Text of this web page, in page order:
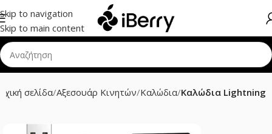
Skip to navigation
Skip to main content
σελίδα Αξεσουάρ Κινητών Καλώδια Καλώδια Lightning